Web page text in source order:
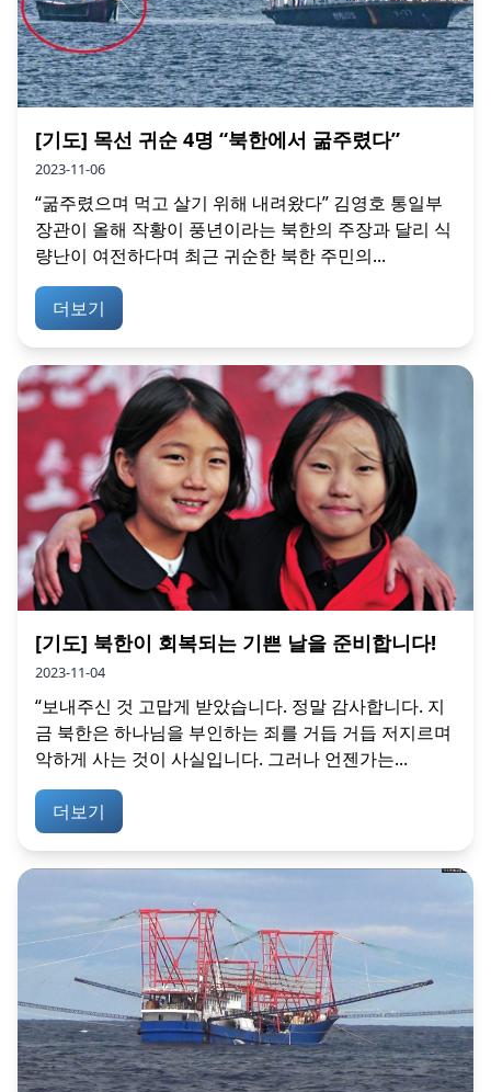
[기도] 목선 귀순 4명 “북한에서 굶주렸다”
2023-11-06
“굶주렸으며 먹고 살기 위해 내려왔다” 김영호 통일부
장관이 올해 작황이 풍년이라는 북한의 주장과 달리 식
량난이 여전하다며 최근 귀순한 북한 주민의...
더보기
[기도] 북한이 회복되는 기쁜 날을 준비합니다!
2023-11-04
“보내주신 것 고맙게 받았습니다. 정말 감사합니다. 지
금 북한은 하나님을 부인하는 죄를 거듭 거듭 저지르며
악하게 사는 것이 사실입니다. 그러나 언젠가는...
더보기